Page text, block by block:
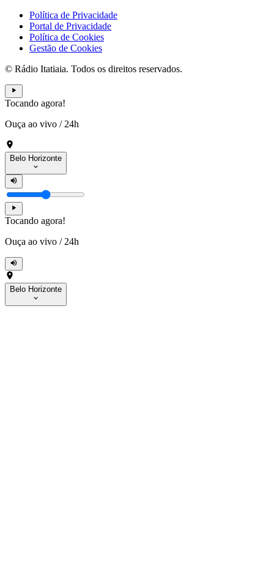
Política de Privacidade
Portal de Privacidade
Política de Cookies
Gestão de Cookies
© Rádio Itatiaia. Todos os direitos reservados.
Tocando agora!
Ouça ao vivo / 24h
Belo Horizonte
Tocando agora!
Ouça ao vivo / 24h
Belo Horizonte